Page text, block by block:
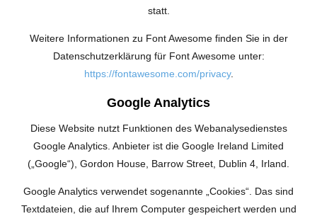
statt.
Weitere Informationen zu Font Awesome finden Sie in der
Datenschutzerklärung für Font Awesome unter:
https://fontawesome.com/privacy.
Google Analytics
Diese Website nutzt Funktionen des Webanalysedienstes
Google Analytics. Anbieter ist die Google Ireland Limited
(„Google“), Gordon House, Barrow Street, Dublin 4, Irland.
Google Analytics verwendet sogenannte „Cookies“. Das sind
Textdateien, die auf Ihrem Computer gespeichert werden und